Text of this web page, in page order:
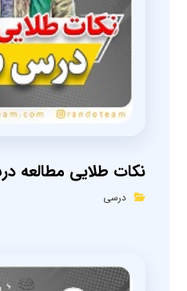
نکات طلایی مطالعه
درسی